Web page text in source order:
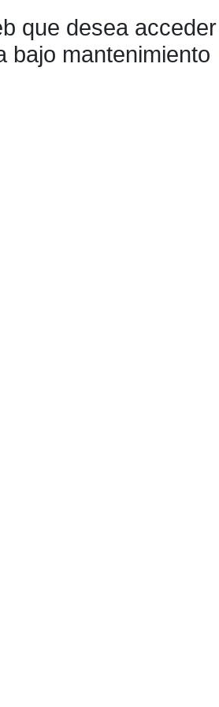
que desea acceder
bajo mantenimiento